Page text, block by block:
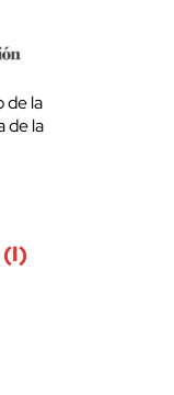
de la
de la
(I)